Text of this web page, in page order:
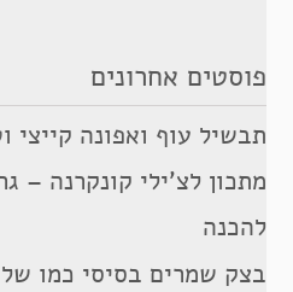
פוסטים אחרונים
תבשיל עוף ואפונה קייצי
מתכון לצ’ילי קונקרנה –
להכנה
בצק שמרים בסיסי כמו